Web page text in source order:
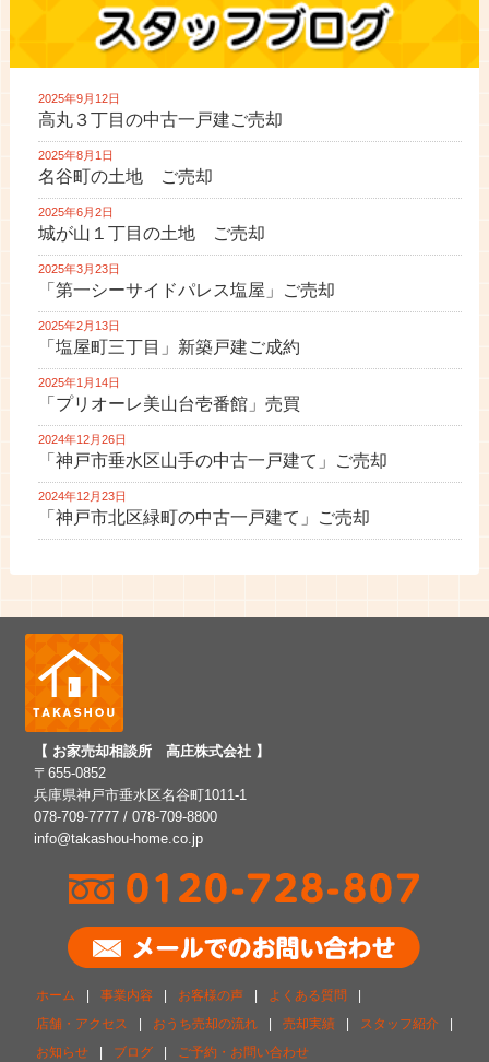
2025年9月12日
高丸３丁目の中古一戸建ご売却
2025年8月1日
名谷町の土地 ご売却
2025年6月2日
城が山１丁目の土地 ご売却
2025年3月23日
「第一シーサイドパレス塩屋」ご売却
2025年2月13日
「塩屋町三丁目」新築戸建ご成約
2025年1月14日
「プリオーレ美山台壱番館」売買
2024年12月26日
「神戸市垂水区山手の中古一戸建て」ご売却
2024年12月23日
「神戸市北区緑町の中古一戸建て」ご売却
【 お家売却相談所 高庄株式会社 】
〒655-0852
兵庫県神戸市垂水区名谷町1011-1
078-709-7777 / 078-709-8800
info@takashou-home.co.jp
ホーム | 事業内容 | お客様の声 | よくある質問
|
店舗・アクセス
| おうち売却の流れ | 売却実績 | スタッフ紹介
|
お知らせ
| ブログ | ご予約・お問い合わせ